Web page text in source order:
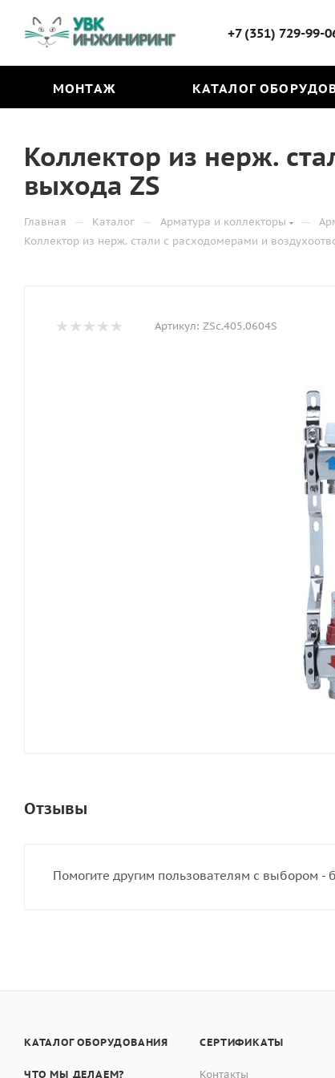
+7 (351) 729-99-
МОНТАЖ КАТАЛОГ
Коллектор из нерж.
выхода ZS
Главная — Каталог — Арматура и коллекторы —
Коллектор из нерж. стали с расходомерами и
Артикул: ZSc.405.0604S
Отзывы
Помогите другим пользователям с выбором -
КАТАЛОГ ОБОРУДОВАНИЯ
ЧТО МЫ ДЕЛАЕМ?
СЕРТИФИКАТЫ
Контакты